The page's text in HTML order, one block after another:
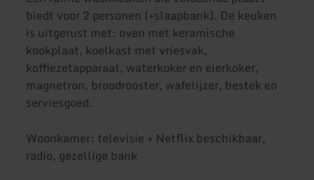
biedt voor 2 personen (+slaapbank). De keuken
is uitgerust met: oven met keramische
kookplaat, koelkast met vriesvak,
koffiezetapparaat, waterkoker en eierkoker,
magnetron, broodrooster, wafelijzer, bestek en
serviesgoed.
Woonkamer: televisie + Netflix beschikbaar,
radio, gezellige bank